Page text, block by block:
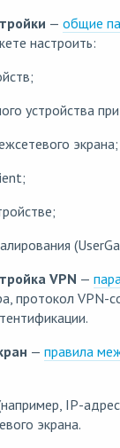
— общие
настроить:
устройства
экрана;
VPN —
протокол VPN-
— правила
IP-
экрана.